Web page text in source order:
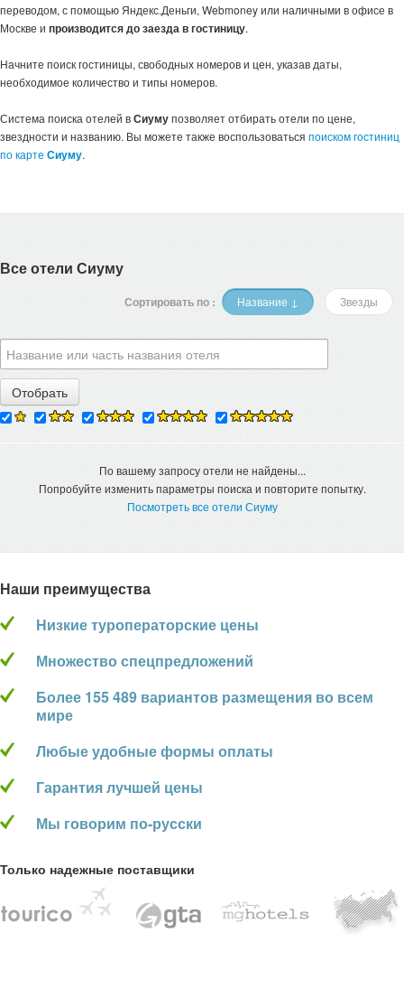
переводом, с помощью Яндекс.Деньги, Webmoney или наличными в офисе в
Москве и производится до заезда в гостиницу.
Начните поиск гостиницы, свободных номеров и цен, указав даты,
необходимое количество и типы номеров.
Система поиска отелей вСиумупозволяет отбирать отели по цене,
звездности и названию. Вы можете также воспользоваться поиском гостиниц
по карте Сиуму.
Все отели Сиуму
Сортировать по : Название ↓ Звезды
По вашему запросу отели не найдены...
Попробуйте изменить параметры поиска и повторите попытку.
Посмотреть все отели Сиуму
Наши преимущества
Низкие туроператорские цены
Множество спецпредложений
Более 155 489 вариантов размещения во всем
мире
Любые удобные формы оплаты
Гарантия лучшей цены
Мы говорим по-русски
Только надежные поставщики